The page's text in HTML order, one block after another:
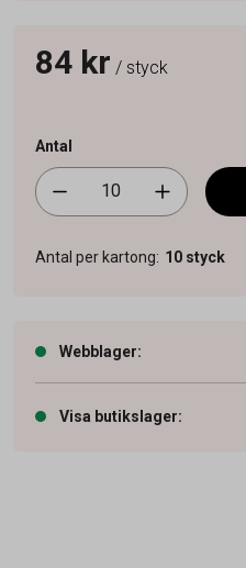
84 kr / styck
Antal
Antal per kartong: 10 styck
Webblager:
Visa butikslager: